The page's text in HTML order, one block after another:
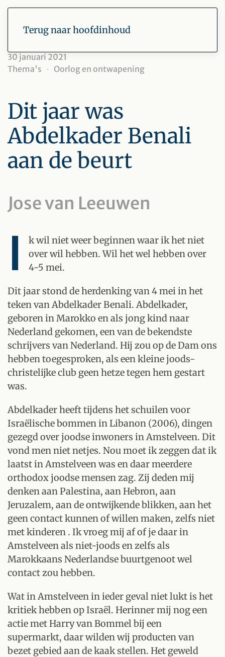
Terug naar hoofdinhoud
30 januari 2021
Thema's
Oorlog en ontwapening
Dit jaar was
Abdelkader Benali
aan de beurt
Jose van Leeuwen
I
k wil niet weer beginnen waar ik het niet
over wil hebben. Wil het wel hebben over
4-5 mei.
Dit jaar stond de herdenking van 4 mei in het
teken van Abdelkader Benali. Abdelkader,
geboren in Marokko en als jong kind naar
Nederland gekomen, een van de bekendste
schrijvers van Nederland. Hij zou op de Dam ons
hebben toegesproken, als een kleine joods-
christelijke club geen hetze tegen hem gestart
was.
Abdelkader heeft tijdens het schuilen voor
Israëlische bommen in Libanon (2006), dingen
gezegd over joodse inwoners in Amstelveen. Dit
vond men niet netjes. Nou moet ik zeggen dat ik
laatst in Amstelveen was en daar meerdere
orthodox joodse mensen zag. Zij deden mij
denken aan Palestina, aan Hebron, aan
Jeruzalem, aan de ontwijkende blikken, aan het
geen contact kunnen of willen maken, zelfs niet
met kinderen . Ik vroeg mij af of je daar in
Amstelveen als niet-joods en zelfs als
Marokkaans Nederlandse buurtgenoot wel
contact zou hebben.
Wat in Amstelveen in ieder geval niet lukt is het
kritiek hebben op Israël. Herinner mij nog een
actie met Harry van Bommel bij een
supermarkt, daar wilden wij producten van
bezet gebied aan de kaak stellen. Het geweld